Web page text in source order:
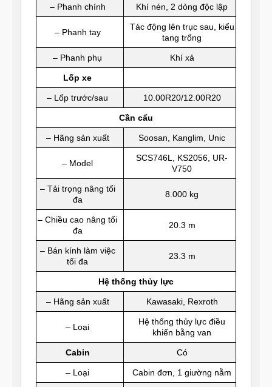
– Phanh chính Khí nén, 2 dòng độc lập
– Phanh tay
Tác động lên trục sau, kiểu
tang trống
– Phanh phụ Khí xả
Lốp xe
– Lốp trước/sau 10.00R20/12.00R20
Cần cẩu
– Hãng sản xuất Soosan, Kanglim, Unic
– Model
SCS746L, KS2056, UR-
V750
– Tải trọng nâng tối
đa
8.000 kg
– Chiều cao nâng tối
đa
20.3 m
– Bán kính làm việc
tối đa
23.3 m
Hệ thống thủy lực
– Hãng sản xuất Kawasaki, Rexroth
– Loại
Hệ thống thủy lực điều
khiển bằng van
Cabin Có
– Loại Cabin đơn, 1 giường nằm